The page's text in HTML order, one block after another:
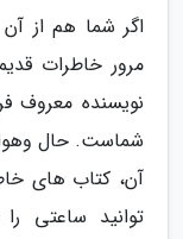
اگر شما هم از
مرور خاطرات
نویسنده معروف
شماست. حال
آن، کتاب های
توانید ساعتی